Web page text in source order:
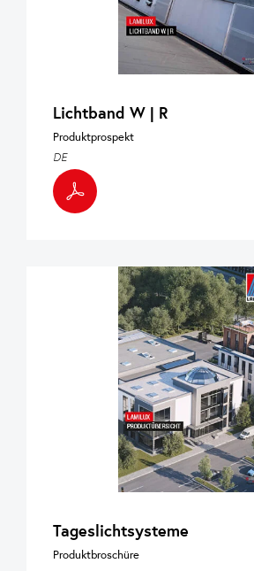
Lichtband W | R
Produktprospekt
DE
Tageslichtsysteme
Produktbroschüre